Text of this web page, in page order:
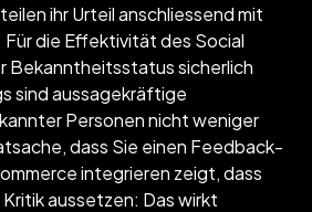
ihr Urteil anschliessend mit
Für die Effektivität des Social
Bekanntheitsstatus sicherlich
sind aussagekräftige
Personen nicht weniger
dass Sie einen Feedback-
integrieren zeigt, dass
aussetzen: Das wirkt